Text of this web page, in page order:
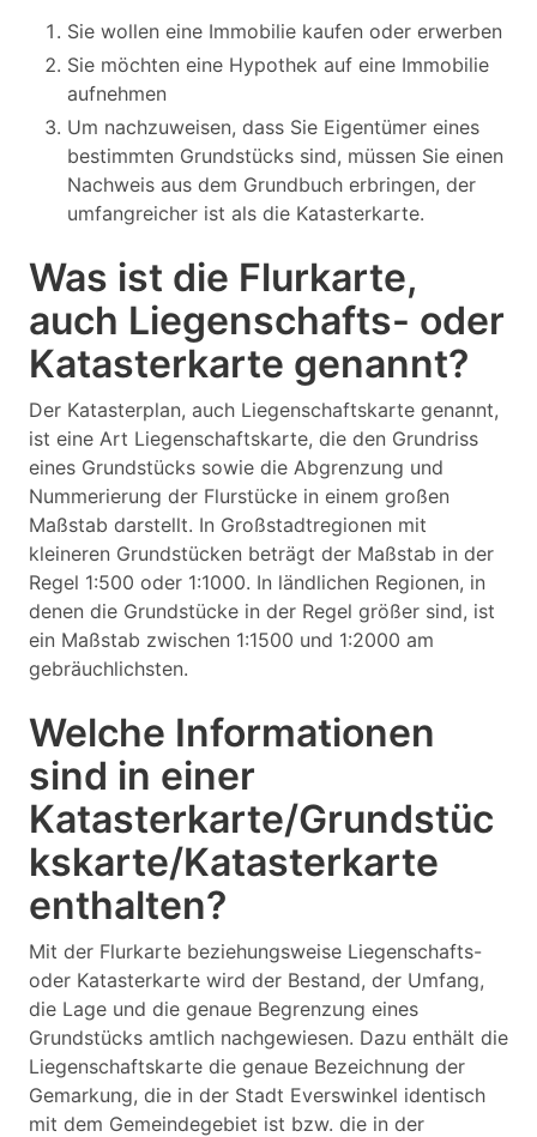
Sie wollen eine Immobilie kaufen oder erwerben
Sie möchten eine Hypothek auf eine Immobilie
aufnehmen
Um nachzuweisen, dass Sie Eigentümer eines
bestimmten Grundstücks sind, müssen Sie einen
Nachweis aus dem Grundbuch erbringen, der
umfangreicher ist als die Katasterkarte.
Was ist die Flurkarte,
auch Liegenschafts- oder
Katasterkarte genannt?
Der Katasterplan, auch Liegenschaftskarte genannt,
ist eine Art Liegenschaftskarte, die den Grundriss
eines Grundstücks sowie die Abgrenzung und
Nummerierung der Flurstücke in einem großen
Maßstab darstellt. In Großstadtregionen mit
kleineren Grundstücken beträgt der Maßstab in der
Regel 1:500 oder 1:1000. In ländlichen Regionen, in
denen die Grundstücke in der Regel größer sind, ist
ein Maßstab zwischen 1:1500 und 1:2000 am
gebräuchlichsten.
Welche Informationen
sind in einer
Katasterkarte/Grundstüc
kskarte/Katasterkarte
enthalten?
Mit der Flurkarte beziehungsweise Liegenschafts-
oder Katasterkarte wird der Bestand, der Umfang,
die Lage und die genaue Begrenzung eines
Grundstücks amtlich nachgewiesen. Dazu enthält die
Liegenschaftskarte die genaue Bezeichnung der
Gemarkung, die in der Stadt Everswinkel identisch
mit dem Gemeindegebiet ist bzw. die in der